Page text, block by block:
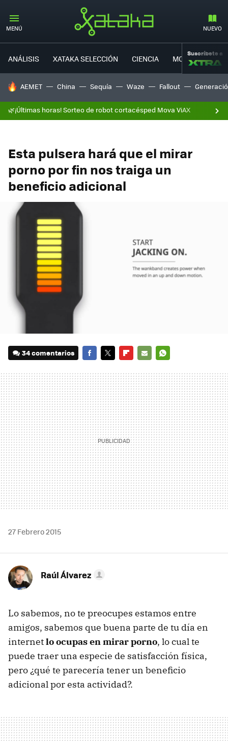
MENÚ NUEVO
ANÁLISIS XATAKA SELECCIÓN CIENCIA MOVILIDAD
Suscríbete a
HOY SE HABLA DE
AEMET China Sequía Waze Fallout
🌿¡Últimas horas! Sorteo de robot cortacésped Mova ViAX
Esta pulsera hará que el mirar
porno por fin nos traiga un
beneficio adicional
34 comentarios
MAIL
27 Febrero 2015
Raúl Álvarez
Lo sabemos, no te preocupes estamos entre
amigos, sabemos que buena parte de tu día en
internetlo ocupas en mirar porno, lo cual te
puede traer una especie de satisfacción física,
pero ¿qué te parecería tener un beneficio
adicional por esta actividad?.